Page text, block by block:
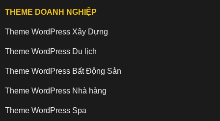
THEME DOANH NGHIỆP
Theme WordPress Xây Dựng
Theme WordPress Du lịch
Theme WordPress Bất Động Sản
Theme WordPress Nhà hàng
Theme WordPress Spa